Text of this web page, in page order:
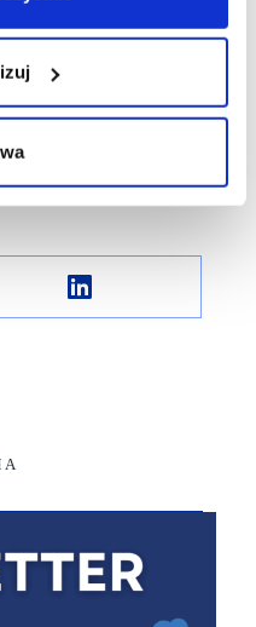
użytkownikom
Glovo ma ponad 3,8
58 000
Polski aplikacja trafiła
Z usługi
A